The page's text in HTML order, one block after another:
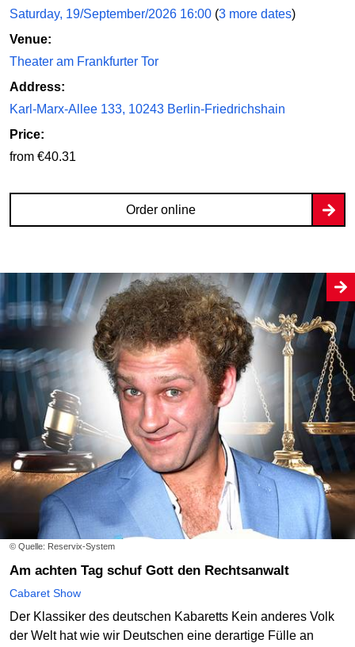
Saturday, 19/September/2026 16:00 (3 more dates)
Venue:
Theater am Frankfurter Tor
Address:
Karl-Marx-Allee 133, 10243 Berlin-Friedrichshain
Price:
from €40.31
Order online
© Quelle: Reservix-System
Am achten Tag schuf Gott den Rechtsanwalt
Cabaret Show
Der Klassiker des deutschen Kabaretts Kein anderes Volk
der Welt hat wie wir Deutschen eine derartige Fülle an